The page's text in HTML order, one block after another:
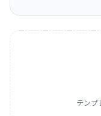
テンプ